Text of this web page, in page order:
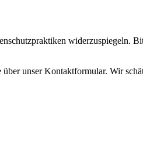
widerzuspiegeln.
unser Kontaktformular. Wir